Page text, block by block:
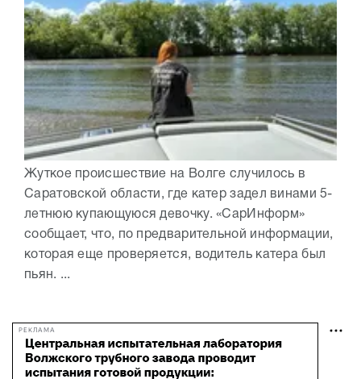
Жуткое происшествие на Волге случилось в
Саратовской области, где катер задел винами 5-
летнюю купающуюся девочку. «СарИнформ»
сообщает, что, по предварительной информации,
которая еще проверяется, водитель катера был
пьян. ...
РЕКЛАМА